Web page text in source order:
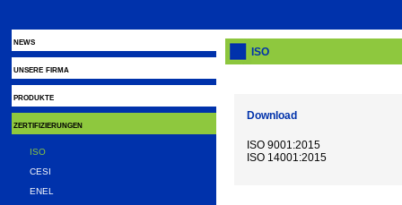
news
unsere firma
produkte
zertifizierungen
ISO
CESI
ENEL
ISO
Download
ISO 9001:2015
ISO 14001:2015